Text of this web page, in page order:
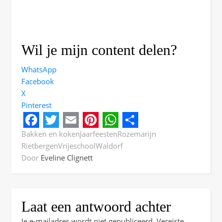
Wil je mijn content delen?
WhatsApp
Facebook
X
Pinterest
Facebook
Twitter
EmailPinterest
WhatsApp
Share
Bakken en kokenJaarfeestenRozemarijn
RietbergenVrijeschoolWaldorf
Door Eveline Clignett
Laat een antwoord achter